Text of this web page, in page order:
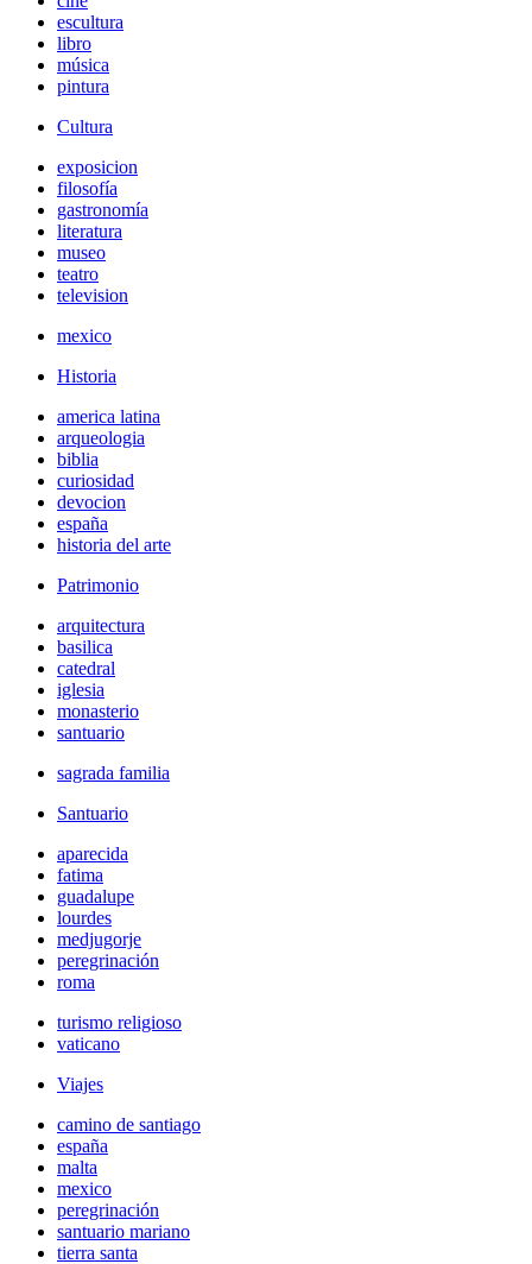
escultura
libro
música
pintura
Cultura
exposicion
filosofía
gastronomía
literatura
museo
teatro
television
mexico
Historia
america latina
arqueologia
biblia
curiosidad
devocion
españa
historia del arte
Patrimonio
arquitectura
basilica
catedral
iglesia
monasterio
santuario
sagrada familia
Santuario
aparecida
fatima
guadalupe
lourdes
medjugorje
peregrinación
roma
turismo religioso
vaticano
Viajes
camino de santiago
españa
malta
mexico
peregrinación
santuario mariano
tierra santa